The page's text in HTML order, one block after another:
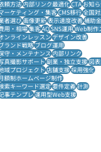
頼方法内部リンク最適化CTAお知
ーケティング・集客CMS移行全国
者選び画像更新表示速度改善補助
用・相場集客AQSNS運用Web制作
ンラインレッスンデザイン改善
ランド戦略ブログ運用
守・メンテナンス内部リンク
真撮影サポート副業・独立支援図
域プロジェクト店舗支援採用強化
額制ホームページ制作
索キーワード選定要件定義計測
事テンプレ運用型Web支援